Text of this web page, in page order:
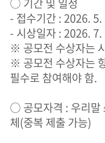
- 접수기간 : 2026.
- 시상일자 : 2026.
※ 공모전 수상자는
※ 공모전 수상자는
필수로 참여해야 함.
○ 공모자격 : 우리말
체(중복 제출 가능)